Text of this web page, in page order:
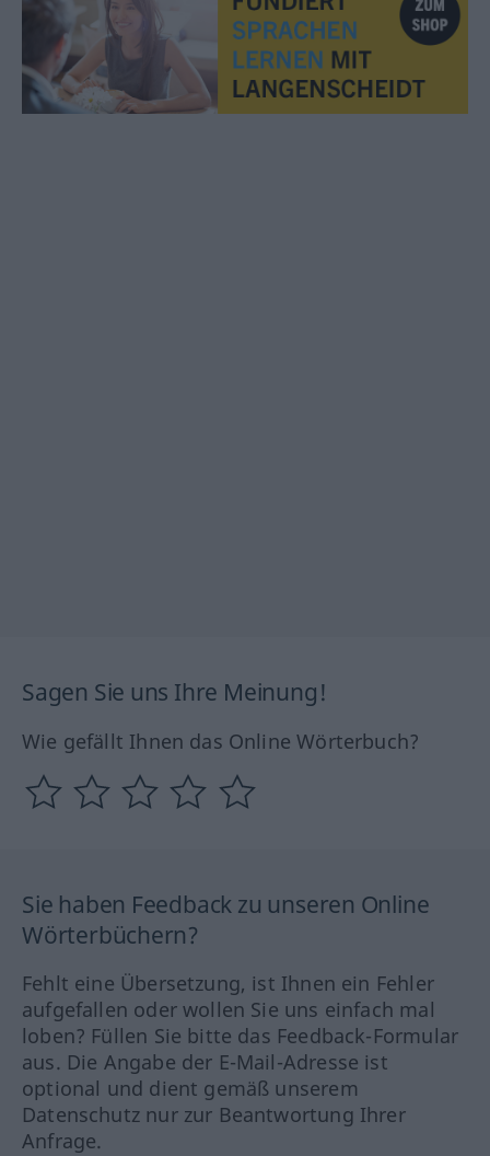
Sagen Sie uns Ihre Meinung!
Wie gefällt Ihnen das Online Wörterbuch?
Sie haben Feedback zu unseren Online
Wörterbüchern?
Fehlt eine Übersetzung, ist Ihnen ein Fehler
aufgefallen oder wollen Sie uns einfach mal
loben? Füllen Sie bitte das Feedback-Formular
aus. Die Angabe der E-Mail-Adresse ist
optional und dient gemäß unserem
Datenschutz nur zur Beantwortung Ihrer
Anfrage.